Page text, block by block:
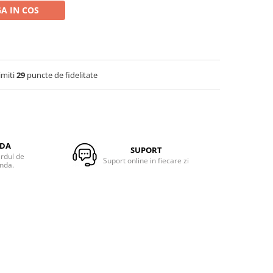
IN COS
29 puncte de fidelitate
de
SUPORT
Suport online in fiecare zi